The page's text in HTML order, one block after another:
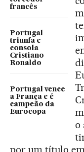
francês
Portugal
triunfa e
consola
Cristiano
Ronaldo
Portugal vence
a França e é
campeão da
Eurocopa
o
por um título